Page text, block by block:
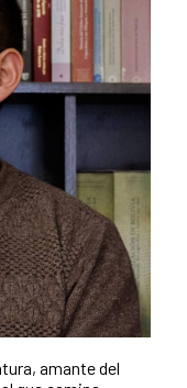
amante del